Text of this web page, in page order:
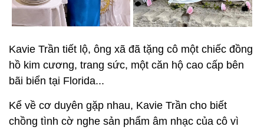
Kavie Trần tiết lộ, ông xã đã tặng cô một chiếc đồng
hồ kim cương, trang sức, một căn hộ cao cấp bên
bãi biển tại Florida...
Kể về cơ duyên gặp nhau, Kavie Trần cho biết
chồng tình cờ nghe sản phẩm âm nhạc của cô vì